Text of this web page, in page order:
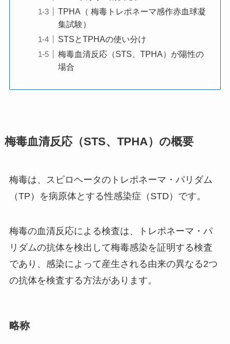
TPHA（ 梅毒トレポネーマ感作赤血球凝
集試験）
STSとTPHAの使い分け
梅毒血清反応（STS、TPHA）が陽性の
場合
梅毒血清反応（STS、TPHA）の概要
梅毒は、スピロヘータのトレポネーマ・パリダム
（TP）を病原体とする性感染症（STD）です。
梅毒の血清反応による検査は、トレポネーマ・パ
リダムの抗体を検出して梅毒感染を証明する検査
であり、感染によって産生される由来の異なる2つ
の抗体を検査する方法があります。
略称